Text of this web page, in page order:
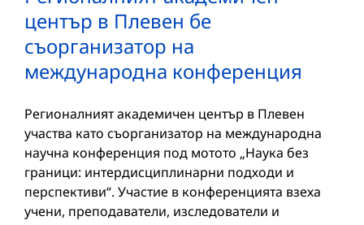
център в Плевен бе
съорганизатор на
международна конференция
Регионалният академичен център в Плевен
участва като съорганизатор на международна
научна конференция под мотото „Наука без
граници: интердисциплинарни подходи и
перспективи“. Участие в конференцията взеха
учени, преподаватели, изследователи и